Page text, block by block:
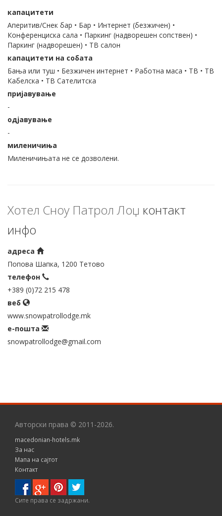
капацитети
Аперитив/Снек бар • Бар • Интернет (безжичен) •
Конференциска сала • Паркинг (надворешен сопствен) •
Паркинг (надворешен) • ТВ салон
капацитети на собата
Бања или туш • Безжичен интернет • Работна маса • ТВ • ТВ
Кабелска • ТВ Сателитска
пријавување
-
одјавување
-
миленичиња
Миленичињата не се дозволени.
Хотел Сноу Патрол Лоџ контакт
инфо
адреса
Попова Шапка, 1200 Тетово
телефон
+389 (0)72 215 478
веб
www.snowpatrollodge.mk
е-пошта
snowpatrollodge@gmail.com
Авторски права © 2011-2026.
macedonian-hotels.mk
За нас
Мапа на сајтот
Контакт
Сите правa се задржани.